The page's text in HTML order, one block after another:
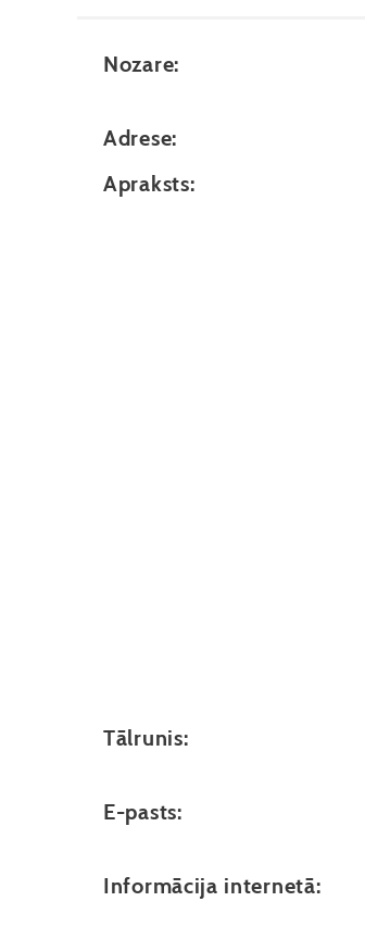
Nozare:
Adrese:
Apraksts:
Tālrunis:
E-pasts:
Informācija internetā: